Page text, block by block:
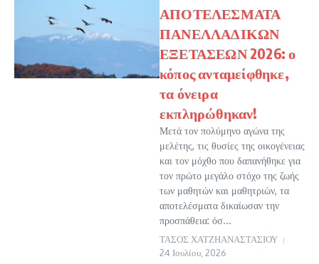
ΑΠΟΤΕΛΕΣΜΑΤΑ
ΠΑΝΕΛΛΑΔΙΚΩΝ
ΕΞΕΤΑΣΕΩΝ 2026: ο
κόπος ανταμείφθηκε,
τα όνειρα
εκπληρώθηκαν!
Μετά τον πολύμηνο αγώνα της
μελέτης, τις θυσίες της οικογένειας
και τον μόχθο που δαπανήθηκε για
τον πρώτο μεγάλο στόχο της ζωής
των μαθητών και μαθητριών, τα
αποτελέσματα δικαίωσαν την
προσπάθεια: όσ...
ΤΑΣΟΣ ΧΑΤΖΗΑΝΑΣΤΑΣΙΟΥ
24 Ιουλίου, 2026